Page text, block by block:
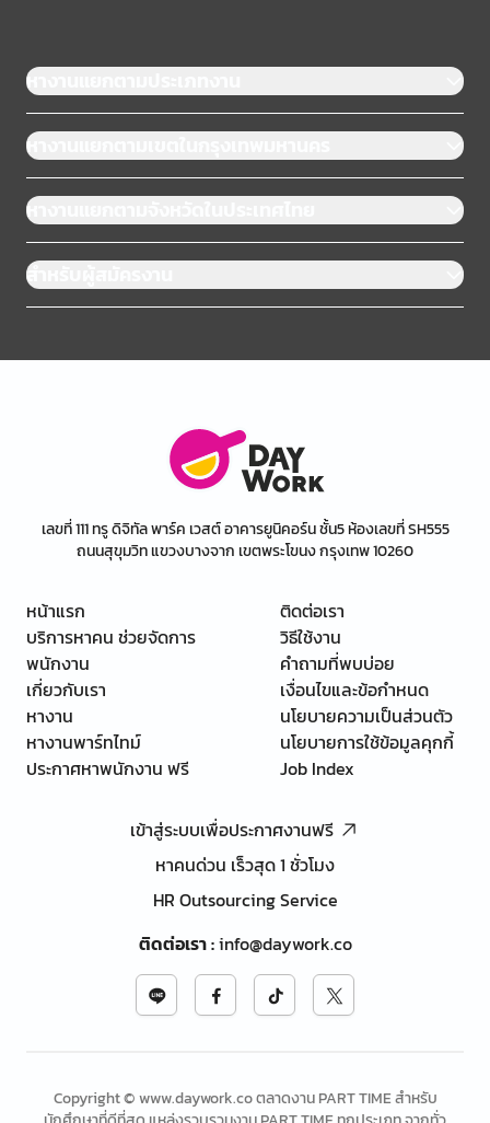
หางานแยกตามประเภทงาน
หางานแยกตามเขตในกรุงเทพมหานคร
หางานแยกตามจังหวัดในประเทศไทย
สำหรับผู้สมัครงาน
เลขที่ 111 ทรู ดิจิทัล พาร์ค เวสต์ อาคารยูนิคอร์น ชั้น5 ห้องเลขที่ SH555
ถนนสุขุมวิท แขวงบางจาก เขตพระโขนง กรุงเทพ 10260
หน้าแรก
บริการหาคน ช่วยจัดการ
พนักงาน
เกี่ยวกับเรา
หางาน
หางานพาร์ทไทม์
ประกาศหาพนักงาน ฟรี
ติดต่อเรา
วิธีใช้งาน
คำถามที่พบบ่อย
เงื่อนไขและข้อกำหนด
นโยบายความเป็นส่วนตัว
นโยบายการใช้ข้อมูลคุกกี้
Job Index
เข้าสู่ระบบเพื่อประกาศงานฟรี
หาคนด่วน เร็วสุด 1 ชั่วโมง
HR Outsourcing Service
ติดต่อเรา:info@daywork.co
Copyright © www.daywork.co ตลาดงาน PART TIME สำหรับ